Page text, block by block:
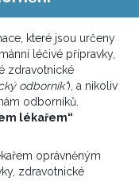
30 tisíc
bylo 14 tisíc
které jsou určeny
léčivé přípravky,
zdravotnické
odborník“), a nikoliv
odborníků.
lékařem“
oprávněným
zdravotnické